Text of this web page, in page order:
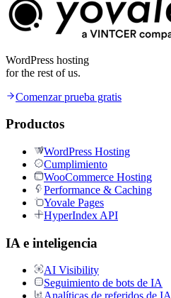
WordPress hosting
for the rest of us.
Comenzar prueba gratis
Productos
WordPress Hosting
Cumplimiento
WooCommerce Hosting
Performance & Caching
Yovale Pages
HyperIndex API
IA e inteligencia
AI Visibility
Seguimiento de bots de IA